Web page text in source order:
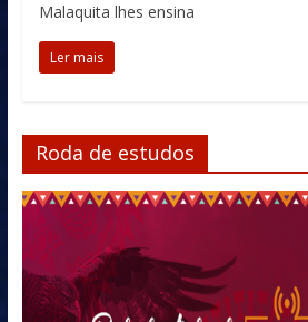
Malaquita lhes ensina
Ler mais
Roda de estudos